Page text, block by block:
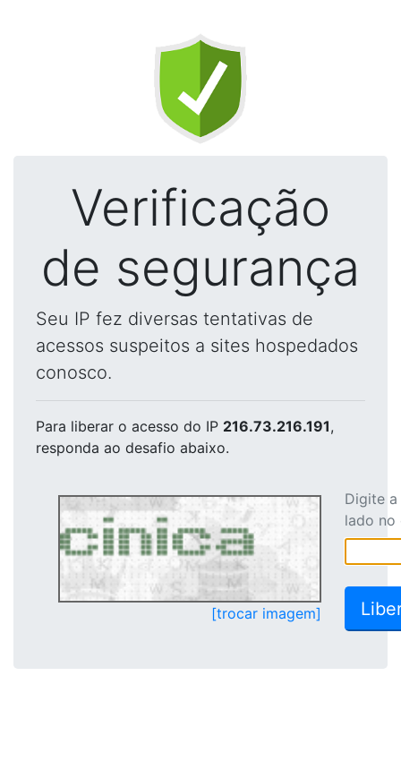
Verificação
de segurança
Seu IP fez diversas tentativas de
acessos suspeitos a sites hospedados
conosco.
Para liberar o acesso do IP 216.73.216.191,
responda ao desafio abaixo.
[trocar imagem]
Digite
lado no